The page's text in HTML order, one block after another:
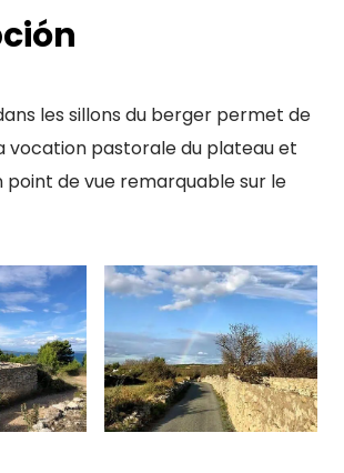
les sillons du berger permet de
vocation pastorale du plateau et
point de vue remarquable sur le